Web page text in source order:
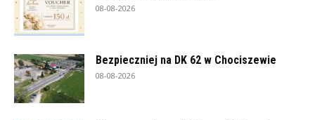
08-08-2026
Bezpieczniej na DK 62 w Chociszewie
08-08-2026